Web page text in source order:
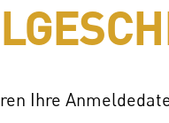
Ihre